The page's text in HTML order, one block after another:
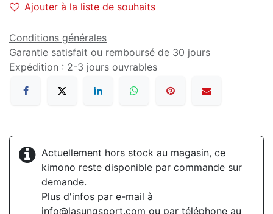
Ajouter à la liste de souhaits
Conditions générales
Garantie satisfait ou remboursé de 30 jours
Expédition : 2-3 jours ouvrables
Actuellement hors stock au magasin, ce
kimono reste disponible par commande sur
demande.
Plus d'infos par e-mail à
info@lasungsport.com ou par téléphone au